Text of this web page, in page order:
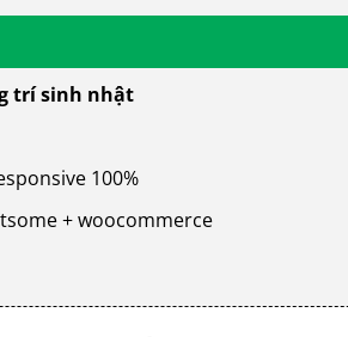
trí sinh nhật
100%
+ woocommerce